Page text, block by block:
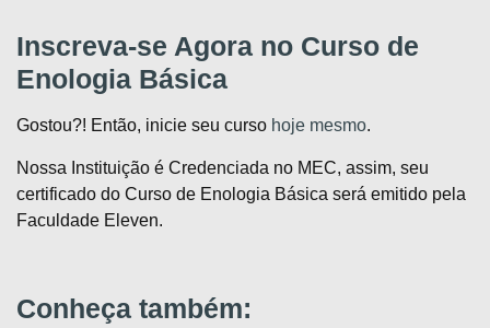
Inscreva-se Agora no Curso de
Enologia Básica
Gostou?! Então, inicie seu curso hoje mesmo.
Nossa Instituição é Credenciada no MEC, assim, seu
certificado do Curso de Enologia Básica será emitido pela
Faculdade Eleven.
Conheça também: